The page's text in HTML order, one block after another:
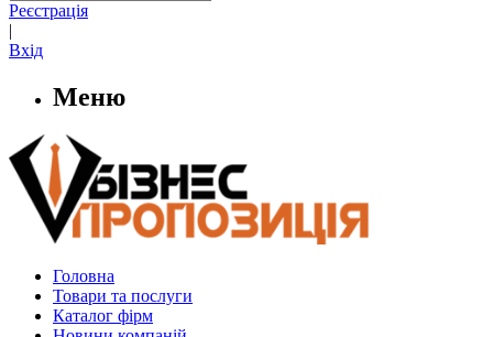
Реєстрація
|
Вхід
Меню
Головна
Товари та послуги
Каталог фірм